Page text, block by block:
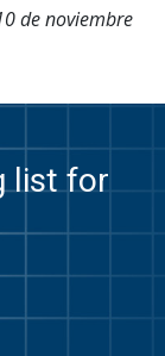
de noviembre
list for